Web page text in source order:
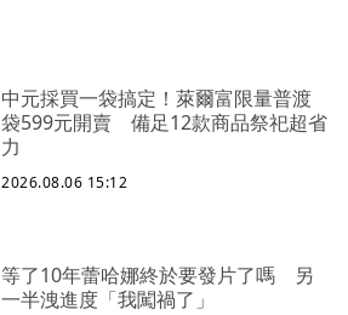
中元採買一袋搞定！萊爾富限量普渡
袋599元開賣 備足12款商品祭祀超省
力
2026.08.06 15:12
等了10年蕾哈娜終於要發片了嗎 另
一半洩進度「我闖禍了」